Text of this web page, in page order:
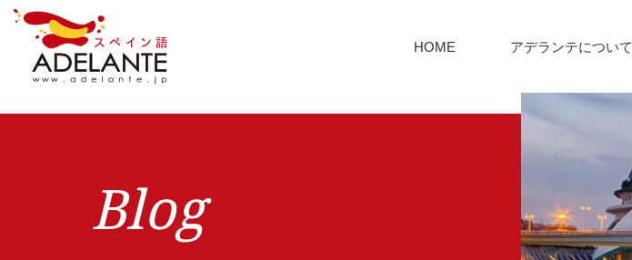
HOME アデランテについて
Blog